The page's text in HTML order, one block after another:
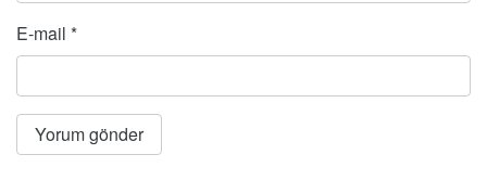
E-mail *